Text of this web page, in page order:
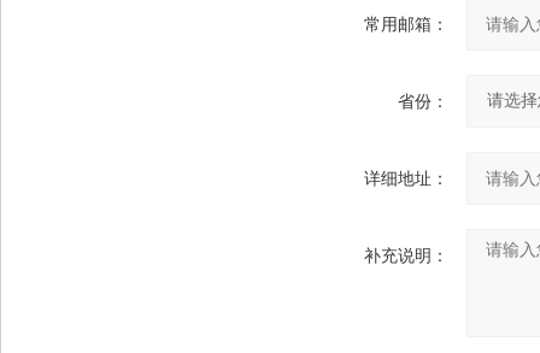
常用邮箱：
省份：
详细地址：
补充说明：